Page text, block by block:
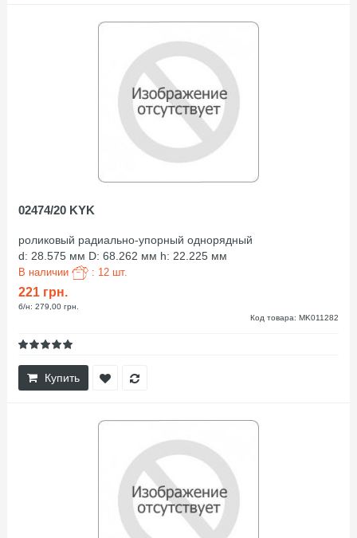
02474/20 KYK
роликовый радиально-упорный однорядный
d: 28.575 мм D: 68.262 мм h: 22.225 мм
В наличии : 12 шт.
221 грн.
б/н: 279,00 грн.
Код товара: MK011282
Купить